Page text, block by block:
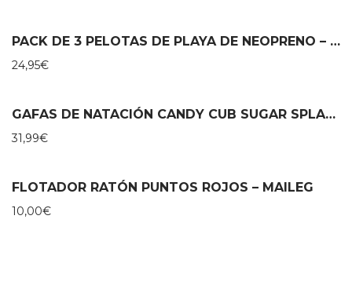
PACK DE 3 PELOTAS DE PLAYA DE NEOPRENO – KONGES SLOJD
24,95€
GAFAS DE NATACIÓN CANDY CUB SUGAR SPLASH – BLING20
31,99€
FLOTADOR RATÓN PUNTOS ROJOS – MAILEG
10,00€